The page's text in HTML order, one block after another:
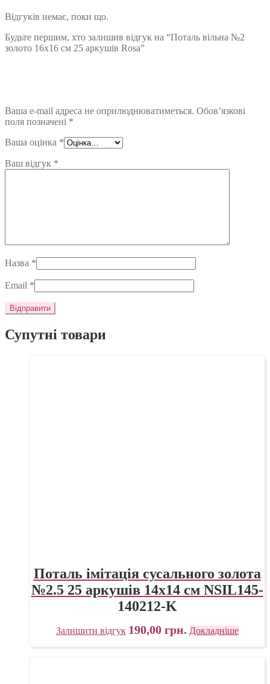
Відгуків немає, поки що.
Будьте першим, хто залишив відгук на “Поталь вільна №2
золото 16х16 см 25 аркушів Rosa”
Ваша e-mail адреса не оприлюднюватиметься. Обов’язкові
поля позначені *
Ваша оцінка *
Ваш відгук *
Назва *
Email *
Супутні товари
Поталь імітація сусального золота
№2.5 25 аркушів 14х14 см NSIL145-
140212-K
Залишити відгук 190,00 грн. Докладніше